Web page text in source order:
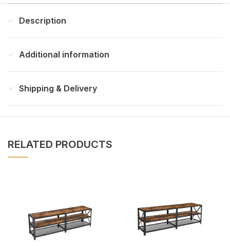
Description
Additional information
Shipping & Delivery
RELATED PRODUCTS